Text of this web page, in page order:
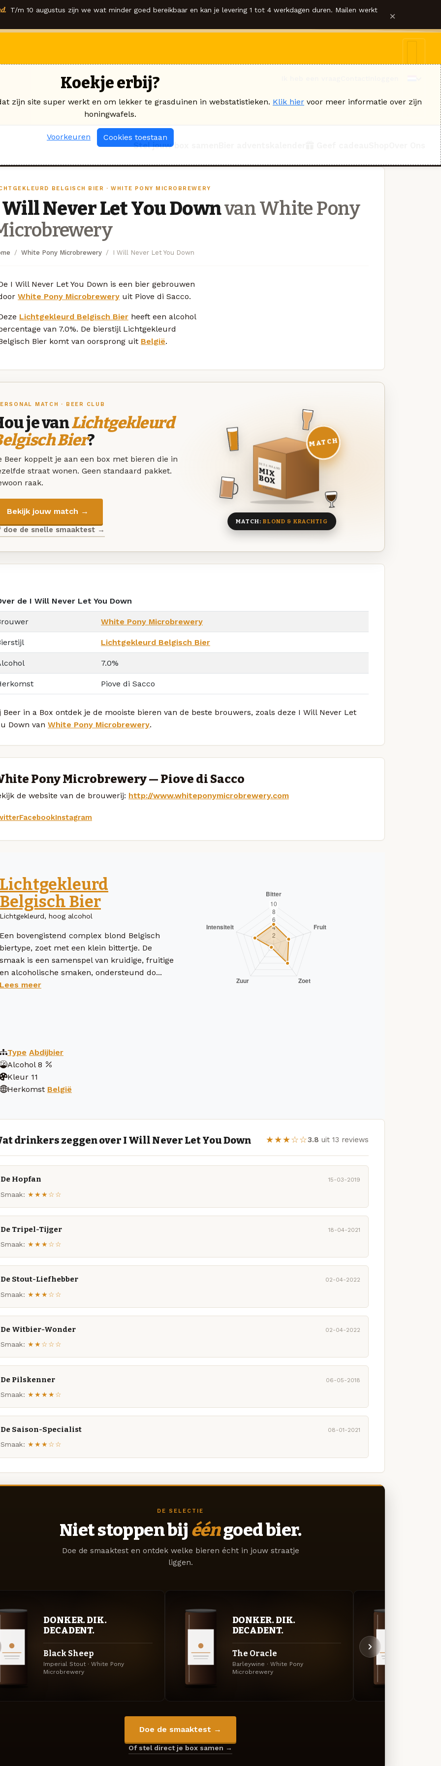
T/m 10 augustus zijn we wat minder goed bereikbaar en kan je levering 1 tot 4 werkdagen duren. Mailen werkt ×
Stel jouw box samen
BELGISCH BIER · WHITE PONY MICROBREWERY
Never Let You Downvan White Pony
White Pony Microbrewery I Will Never Let You Down
I Will Never Let You Down is een bier gebrouwen
White Pony Microbrewery uit Piove di Sacco.
Lichtgekleurd Belgisch Bier heeft een alcohol
van 7.0%. De bierstijl Lichtgekleurd
Bier komt van oorsprong uit België.
MATCH · BEER CLUB
je vanLichtgekleurd
Bier?
Beer koppelt je aan een box met bieren die in
straat wonen. Geen standaard pakket.
raak.
Bekijk jouw match →
doe de snelle smaaktest →
DEZE MAAND
MIX
BOX
8 BIEREN
MATCH
MATCH:BLOND & KRACHTIG
de I Will Never Let You Down
White Pony Microbrewery
Lichtgekleurd Belgisch Bier
7.0%
Piove di Sacco
Beer in a Box ontdek je de mooiste bieren van de beste brouwers, zoals deze I Will Never Let
Down van White Pony Microbrewery.
Pony Microbrewery — Piove di Sacco
de website van de brouwerij: http://www.whiteponymicrobrewery.com
FacebookInstagram
Lichtgekleurd
Belgisch Bier
Lichtgekleurd, hoog alcohol
Een bovengistend complex blond Belgisch
biertype, zoet met een klein bittertje. De
smaak is een samenspel van kruidige, fruitige
en alcoholische smaken, ondersteund do...
Lees meer
Type Abdijbier
Alcohol 8
Kleur 11
Herkomst België
drinkers zeggen over I Will Never Let You Down ★★★☆☆3.8 uit 13 reviews
De Hopfan 15-03-2019
Smaak: ★★★☆☆
De Tripel-Tijger 18-04-2021
Smaak: ★★★☆☆
De Stout-Liefhebber 02-04-2022
Smaak: ★★★☆☆
De Witbier-Wonder 02-04-2022
Smaak: ★★☆☆☆
De Pilskenner 06-05-2018
Smaak: ★★★★☆
De Saison-Specialist 08-01-2021
Smaak: ★★★☆☆
DE SELECTIE
Niet stoppen bij ééngoed bier.
Doe de smaaktest en ontdek welke bieren écht in jouw straatje
liggen.
DONKER. DIK.
DECADENT.
Black Sheep
Imperial Stout · White Pony
Microbrewery
DONKER. DIK.
DECADENT.
The Oracle
Barleywine · White Pony
Microbrewery
Doe de smaaktest →
Of stel direct je box samen →
Koekje erbij?
zijn site super werkt en om lekker te grasduinen in webstatistieken. Klik hier voor meer informatie over zijn
honingwafels.
Voorkeuren Cookies toestaan